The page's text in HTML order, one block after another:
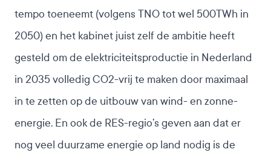
tempo toeneemt (volgens TNO tot wel 500TWh in
2050) en het kabinet juist zelf de ambitie heeft
gesteld om de elektriciteitsproductie in Nederland
in 2035 volledig CO2-vrij te maken door maximaal
in te zetten op de uitbouw van wind- en zonne-
energie. En ookde RES-regio’s geven aan dat er
nog veel duurzame energie op land nodig is de